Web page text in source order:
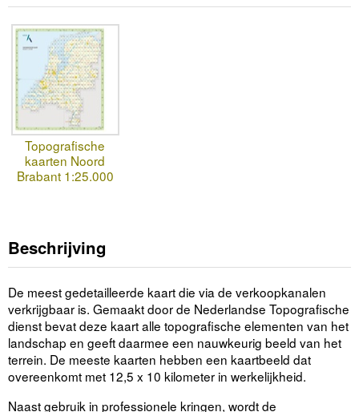
Topografische
kaarten Noord
Brabant 1:25.000
Beschrijving
De meest gedetailleerde kaart die via de verkoopkanalen
verkrijgbaar is. Gemaakt door de Nederlandse Topografische
dienst bevat deze kaart alle topografische elementen van het
landschap en geeft daarmee een nauwkeurig beeld van het
terrein. De meeste kaarten hebben een kaartbeeld dat
overeenkomt met 12,5 x 10 kilometer in werkelijkheid.
Naast gebruik in professionele kringen, wordt de